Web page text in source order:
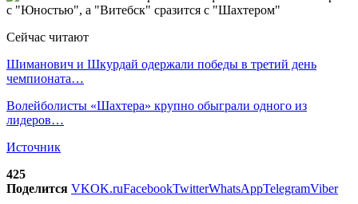
Сейчас читают
Шиманович и Шкурдай одержали победы в третий день
чемпионата…
Волейболисты «Шахтера» крупно обыграли одного из
лидеров…
Источник
425
Поделится VKOK.ruFacebookTwitterWhatsAppTelegramViber